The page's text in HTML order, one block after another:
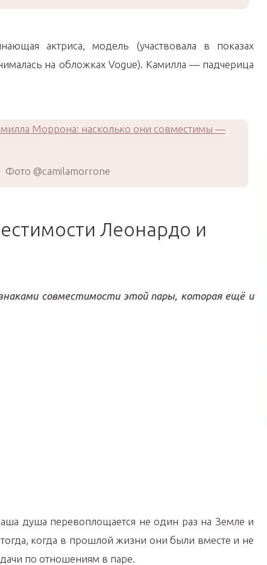
актриса, модель (участвовала в показах
на обложках Vogue). Камилла — падчерица
Фото @camilamorrone
Леонардо и
совместимости этой пары, которая ещё и
душа перевоплощается не один раз на Земле и
когда в прошлой жизни они были вместе и не
по отношениям в паре.